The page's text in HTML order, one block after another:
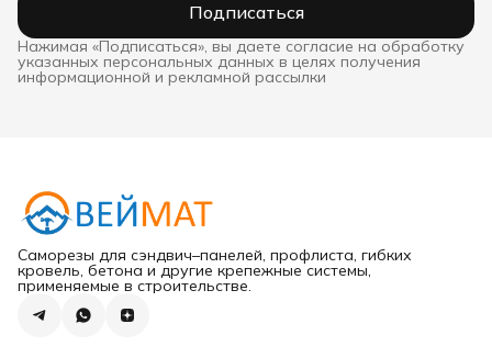
Подписаться
Нажимая «Подписаться», вы даете согласие на обработку
указанных персональных данных в целях получения
информационной и рекламной рассылки
Саморезы для сэндвич–панелей, профлиста, гибких
кровель, бетона и другие крепежные системы,
применяемые в строительстве.